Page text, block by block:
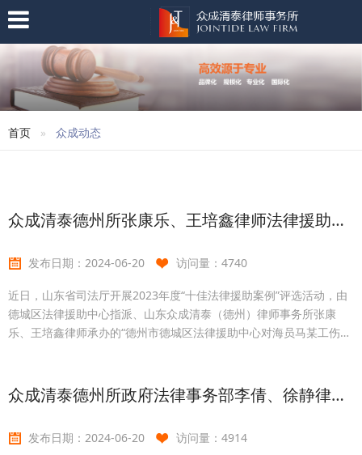
首页 众成动态
众成清泰德州所张康乐、王培鑫律师法律援助案例被评选为2023年度全省“优秀法律援助案例”
发布日期： 2024-06-20 访问量： 4740
近日，山东省司法厅开展2023年度“十佳法律援助案例”评选活动，由
德城区法律援助中心指派、山东众成清泰（德州）律师事务所张康
乐、王培鑫律师承办的“德州市德城区法律援助中心对海员马某工伤待
援助服务为民的宗旨，坚持正义，深入分析案情，积极收集证据，经
过工伤认定、三次劳动能力鉴定，最终使得马某工伤赔偿仲裁请求得
众成清泰德州所政府法律事务部李倩、徐静律师应邀参加行政执法人员法律培训集中轮训
发布日期： 2024-06-20 访问量： 4914